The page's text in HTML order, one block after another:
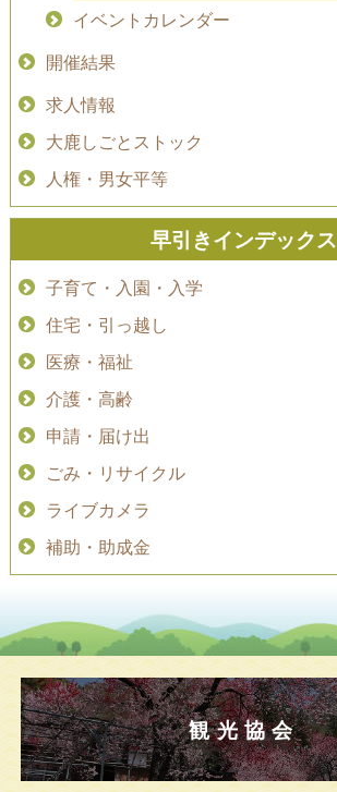
イベントカレンダー
開催結果
求人情報
大鹿しごとストック
人権・男女平等
早引きインデックス
子育て・入園・入学
住宅・引っ越し
医療・福祉
介護・高齢
申請・届け出
ごみ・リサイクル
ライブカメラ
補助・助成金
観光協会